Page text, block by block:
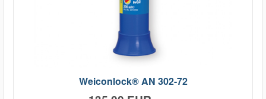
Weiconlock® AN 302-72